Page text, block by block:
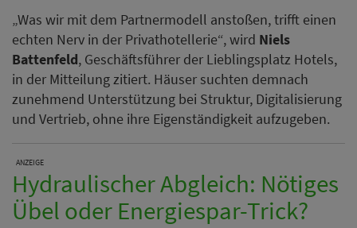
„Was wir mit dem Partnermodell anstoßen, trifft einen
echten Nerv in der Privathotellerie“, wird Niels
Battenfeld, Geschäftsführer der Lieblingsplatz Hotels,
in der Mitteilung zitiert. Häuser suchten demnach
zunehmend Unterstützung bei Struktur, Digitalisierung
und Vertrieb, ohne ihre Eigenständigkeit aufzugeben.
ANZEIGE
Hydraulischer Abgleich: Nötiges
Übel oder Energiespar-Trick?